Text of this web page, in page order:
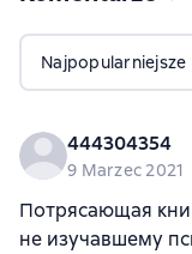
Najpopularniejsze
444304354
9 Marzec 2021
Потрясающая
не изучавшему